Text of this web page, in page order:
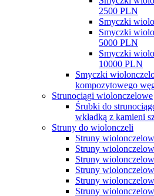
2500 PLN
Smyczki
Smyczki
5000 PLN
Smyczki
10000 PLN
Smyczki
kompozytowego
Strunociągi wiolonczelowe
Śrubki do
wkładką z kamieni
Struny do wiolonczeli
Struny
Struny
Struny
Struny
Struny
Struny